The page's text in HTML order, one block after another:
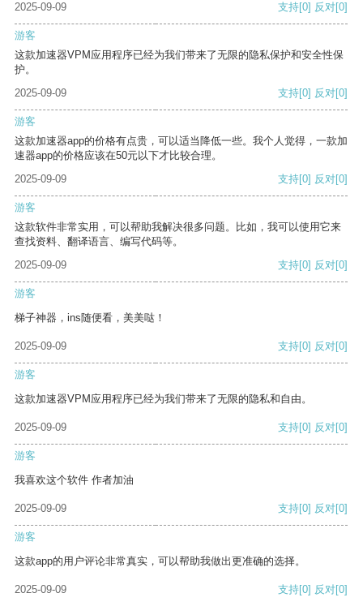
2025-09-09
支持[0] 反对[0]
游客
这款加速器VPM应用程序已经为我们带来了无限的隐私保护和安全性保
护。
2025-09-09
支持[0] 反对[0]
游客
这款加速器app的价格有点贵，可以适当降低一些。我个人觉得，一款加
速器app的价格应该在50元以下才比较合理。
2025-09-09
支持[0] 反对[0]
游客
这款软件非常实用，可以帮助我解决很多问题。比如，我可以使用它来
查找资料、翻译语言、编写代码等。
2025-09-09
支持[0] 反对[0]
游客
梯子神器，ins随便看，美美哒！
2025-09-09 支持[0] 反对[0]
游客
这款加速器VPM应用程序已经为我们带来了无限的隐私和自由。
2025-09-09 支持[0] 反对[0]
游客
我喜欢这个软件 作者加油
2025-09-09 支持[0] 反对[0]
游客
这款app的用户评论非常真实，可以帮助我做出更准确的选择。
2025-09-09 支持[0] 反对[0]